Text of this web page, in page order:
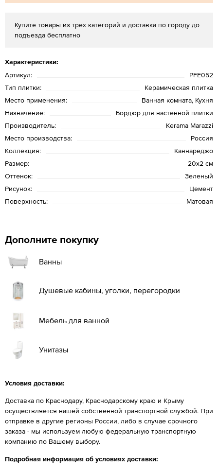
Купите товары из трех категорий и доставка по городу до
подъезда бесплатно
Характеристики:
Артикул:
PFE052
Тип плитки:
Керамическая плитка
Место применения:
Ванная комната, Кухня
Назначение:
Бордюр для настенной плитки
Производитель:
Kerama Marazzi
Место производства:
Россия
Коллекция:
Каннареджо
Размер:
20х2 см
Оттенок:
Зеленый
Рисунок:
Цемент
Поверхность:
Матовая
Дополните покупку
Ванны
Душевые кабины, уголки, перегородки
Мебель для ванной
Унитазы
Условия доставки:
Доставка по Краснодару, Краснодарскому краю и Крыму
осуществляется нашей собственной транспортной службой. При
отправке в другие регионы России, либо в случае срочного
заказа - мы используем любую федеральную транспортную
компанию по Вашему выбору.
Подробная информация об условиях доставки: